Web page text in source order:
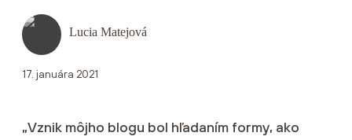
Lucia Matejová
17. januára 2021
„Vznik môjho blogu bol hľadaním formy, ako